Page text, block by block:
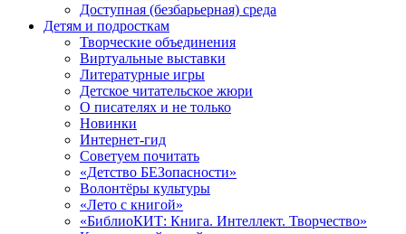
Доступная (безбарьерная) среда
Детям и подросткам
Творческие объединения
Виртуальные выставки
Литературные игры
Детское читательское жюри
О писателях и не только
Новинки
Интернет-гид
Советуем почитать
«Детство БЕЗопасности»
Волонтёры культуры
«Лето с книгой»
«БиблиоКИТ: Книга. Интеллект. Творчество»